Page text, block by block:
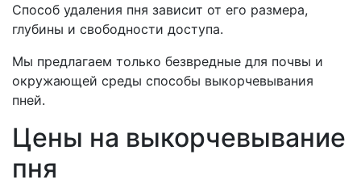
Способ удаления пня зависит от его размера,
глубины и свободности доступа.
Мы предлагаем только безвредные для почвы и
окружающей среды способы выкорчевывания
пней.
Цены на выкорчевывание
пня